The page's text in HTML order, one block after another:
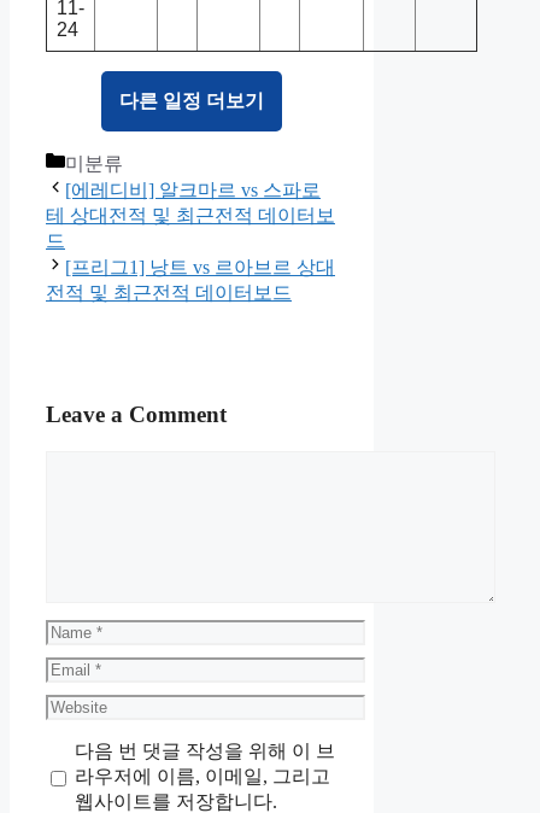
11-
24
다른 일정 더보기
Categories
미분류
[에레디비] 알크마르 vs 스파로
테 상대전적 및 최근전적 데이터보
드
[프리그1] 낭트 vs 르아브르 상대
전적 및 최근전적 데이터보드
Leave a Comment
Name
Email
Website
다음 번 댓글 작성을 위해 이 브
라우저에 이름, 이메일, 그리고
웹사이트를 저장합니다.